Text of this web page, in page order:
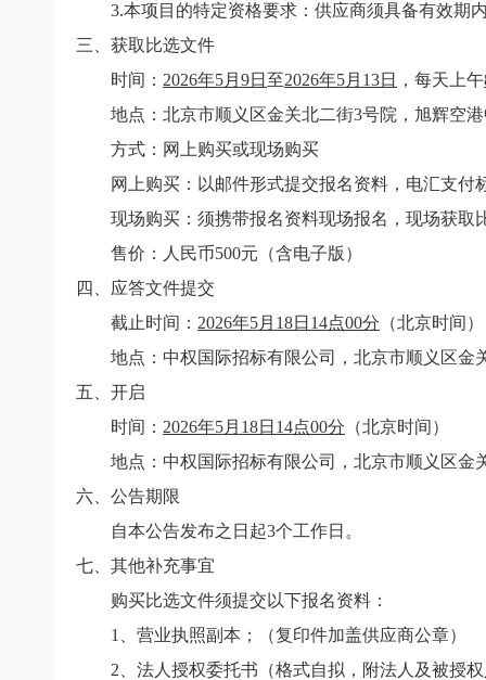
3.本项目的特定资格要求：供应商须具备有效期
三、获取比选文件
时间： 2026年5月 9日 至2026年5月 13日 ，每天上午
地点： 北京市顺义区金关北二街3号院，旭辉空
方式：网上购买或现场购买
网上购买：以邮件形式提交报名资料，电汇支
现场购买：须携带报名资料现场报名，现场获取
售价：人民币500元（含电子版）
四、应答文件提交
截止时间： 2026年5月 18日 14点00分 （北京时间）
地点：中权国际招标有限公司，北京市顺义区金
五、开启
时间： 2026年5月 18日 14点00分 （北京时间）
地点：中权国际招标有限公司，北京市顺义区金
六、公告期限
自本公告发布之日起3个工作日。
七、其他补充事宜
购买比选文件须提交以下报名资料：
1
、营业执照副本；（复印件加盖供应商公章）
2 、法人授权委托书（格式自拟，附法人及被授